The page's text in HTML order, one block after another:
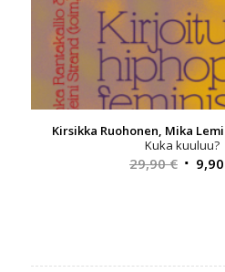
Kirsikka Ruohonen, Mika
Kuka kuuluu?
29,90€ 9,90